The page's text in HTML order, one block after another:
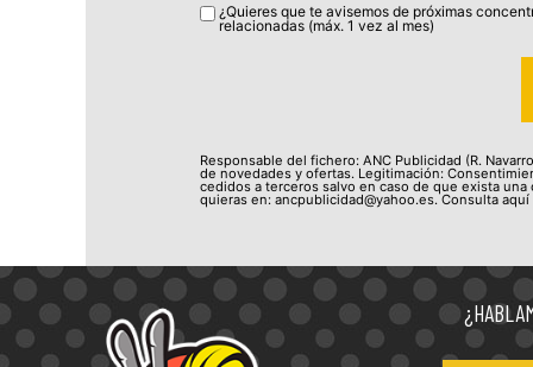
¿Quieres que te avisemos de próximas
relacionadas (máx. 1 vez al mes)
Responsable del fichero: ANC Publicidad (R.
de novedades y ofertas. Legitimación:
cedidos a terceros salvo en caso de que exista
quieras en: ancpublicidad@yahoo.es. Consulta